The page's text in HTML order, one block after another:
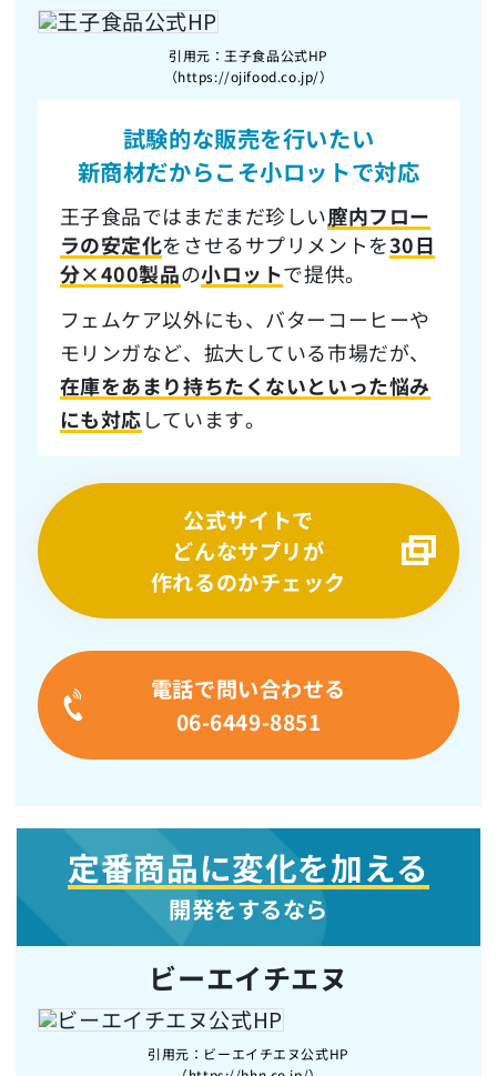
引用元：王子食品公式HP
（https://ojifood.co.jp/）
試験的な販売を行いたい
新商材だからこそ小ロットで対応
王子食品ではまだまだ珍しい膣内フロー
ラの安定化をさせるサプリメントを30日
分×400製品の小ロットで提供。
フェムケア以外にも、バターコーヒーや
モリンガなど、拡大している市場だが、
在庫をあまり持ちたくないといった悩み
にも対応しています。
公式サイトで
どんなサプリが
作れるのかチェック
電話で問い合わせる
06-6449-8851
定番商品に変化を加える
開発をするなら
ビーエイチエヌ
引用元：ビーエイチエヌ公式HP